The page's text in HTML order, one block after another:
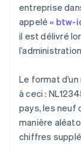
entreprise
appelé « btw-
il est délivré
Le format
à ceci :
pays, les neuf
manière
chiffres